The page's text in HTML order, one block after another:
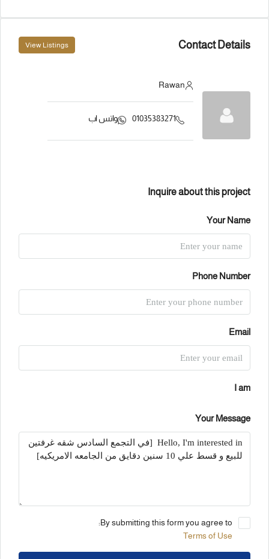
Contact Details
View Listings
Rawan
01035383271 واتس اب
Inquire about this project
Your Name
Phone Number
Email
I am
Your Message
By submitting this form you agree to:
Terms of Use